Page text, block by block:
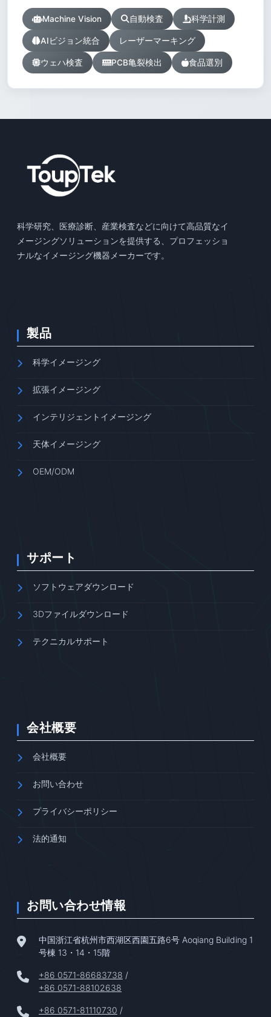
Machine Vision 自動検査 科学計測
AIビジョン統合 レーザーマーキング
ウェハ検査 PCB亀裂検出 食品選別
科学研究、医療診断、産業検査などに向けて高品質なイ
メージングソリューションを提供する、プロフェッショ
ナルなイメージング機器メーカーです。
製品
科学イメージング
拡張イメージング
インテリジェントイメージング
天体イメージング
OEM/ODM
サポート
ソフトウェアダウンロード
3Dファイルダウンロード
テクニカルサポート
会社概要
会社概要
お問い合わせ
プライバシーポリシー
法的通知
お問い合わせ情報
中国浙江省杭州市西湖区西園五路6号 Aoqiang Building 1
号棟 13・14・15階
+86 0571-86683738 /
+86 0571-88102638
+86 0571-81110730 /